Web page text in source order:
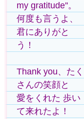
my gratitude''。
何度も言うよ、
君にありがと
う！
Thank you、たく
さんの笑顔と
愛をくれた 歩い
て来れたよ！